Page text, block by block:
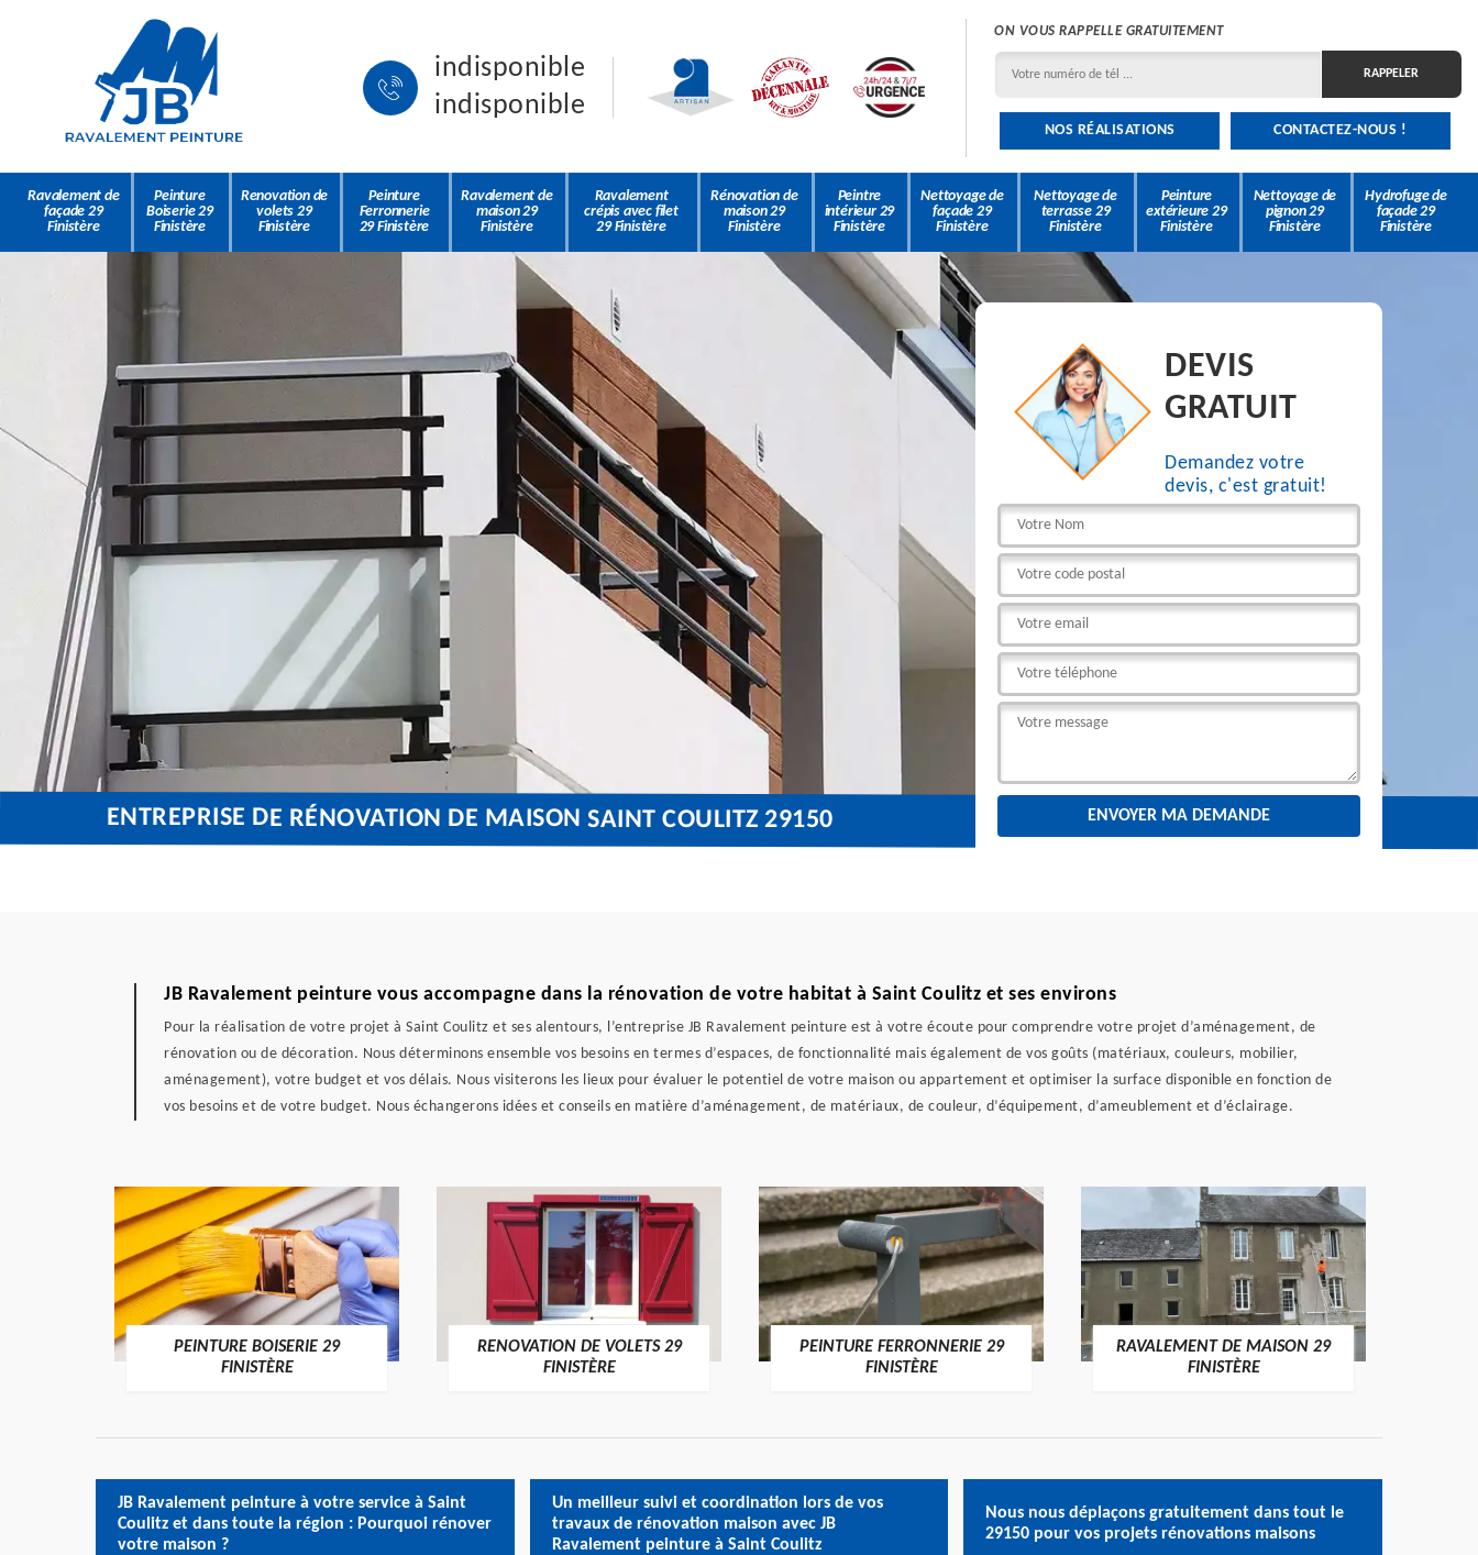
indisponible
indisponible
ON VOUS RAPPELLE GRATUITEMENT
NOS RÉALISATIONS CONTACTEZ-NOUS !
Ravalement de
façade 29
Finistère
Peinture
Boiserie 29
Finistère
Renovation de
volets 29
Finistère
Peinture
Ferronnerie
29 Finistère
Ravalement de
maison 29
Finistère
Ravalement
crépis avec filet
29 Finistère
Rénovation de
maison 29
Finistère
Peintre
intérieur 29
Finistère
Nettoyage de
façade 29
Finistère
Nettoyage de
terrasse 29
Finistère
Peinture
extérieure 29
Finistère
Nettoyage de
pignon 29
Finistère
Hydrofuge de
façade 29
Finistère
DEVIS
GRATUIT
Demandez votre
devis, c'est gratuit!
ENTREPRISE DE RÉNOVATION DE MAISON SAINT COULITZ 29150
JB Ravalement peinture vous accompagne dans la rénovation de votre habitat à Saint Coulitz et ses environs
Pour la réalisation de votre projet à Saint Coulitz et ses alentours, l’entreprise JB Ravalement peinture est à votre écoute pour comprendre votre projet d’aménagement, de
rénovation ou de décoration. Nous déterminons ensemble vos besoins en termes d’espaces, de fonctionnalité mais également de vos goûts (matériaux, couleurs, mobilier,
aménagement), votre budget et vos délais. Nous visiterons les lieux pour évaluer le potentiel de votre maison ou appartement et optimiser la surface disponible en fonction de
vos besoins et de votre budget. Nous échangerons idées et conseils en matière d’aménagement, de matériaux, de couleur, d’équipement, d’ameublement et d’éclairage.
PEINTURE BOISERIE 29
FINISTÈRE
RENOVATION DE VOLETS 29
FINISTÈRE
PEINTURE FERRONNERIE 29
FINISTÈRE
RAVALEMENT DE MAISON 29
FINISTÈRE
JB Ravalement peinture à votre service à Saint
Coulitz et dans toute la région : Pourquoi rénover
votre maison ?
Un meilleur suivi et coordination lors de vos
travaux de rénovation maison avec JB
Ravalement peinture à Saint Coulitz
Nous nous déplaçons gratuitement dans tout le
29150 pour vos projets rénovations maisons